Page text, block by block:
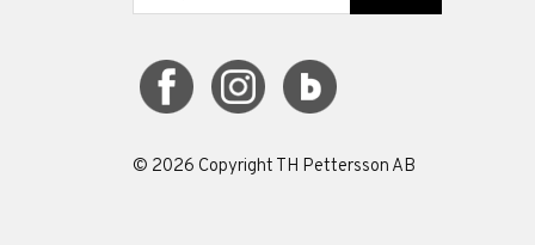
© 2026 Copyright TH Pettersson AB